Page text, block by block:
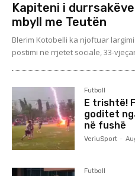
Kapiteni i
mbyll me Teutën
Blerim Kotobelli ka njoftuar
postimi në rrjetet sociale, 33-
Futboll
E trishtë!
goditet
në fushë
VeriuSport -
Futboll